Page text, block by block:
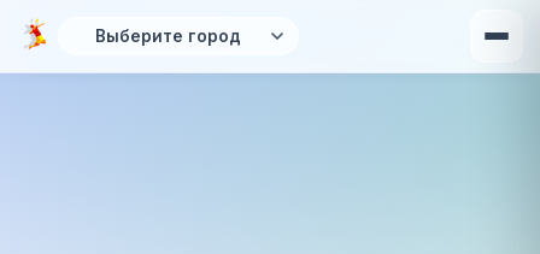
Перейти к основному содержанию